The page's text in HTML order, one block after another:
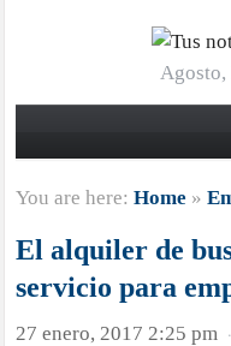
Agosto,
You are here:Home »
El alquiler de
servicio para
27 enero, 2017 2:25 pm ·